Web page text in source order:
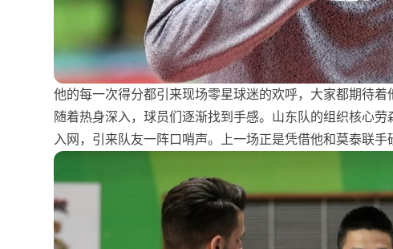
他的每一次得分都引来现场零星球迷的欢呼，大家都期待着
随着热身深入，球员们逐渐找到手感。山东队的组织核心
入网，引来队友一阵口哨声。上一场正是凭借他和莫泰联手